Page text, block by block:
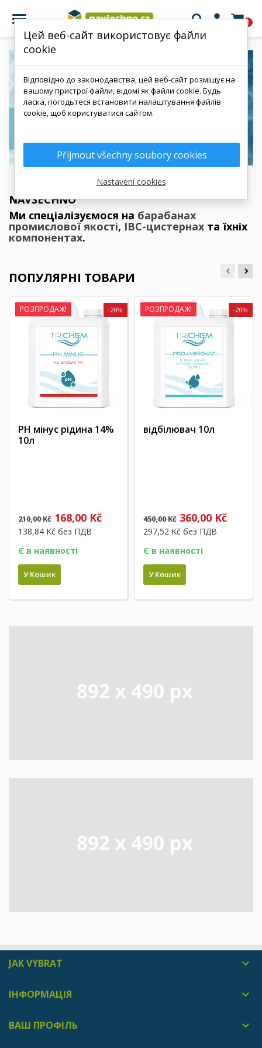
 0
NAVŠECHNO
Ми спеціалізуємося на барабанах
промислової якості, IBC-цистернах та їхніх
компонентах.
ПОПУЛЯРНІ ТОВАРИ
РОЗПРОДАЖ!
PH мінус рідина 14%
10л
210,00 Kč
-20%
168,00 Kč
138,84 Kč без ПДВ
Є в наявності
У Кошик
РОЗПРОДАЖ!
відбілювач 10л
450,00 Kč
-20%
360,00 Kč
297,52 Kč без ПДВ
Є в наявності
У Кошик
JAK VYBRAT 
ІНФОРМАЦІЯ 
ВАШ ПРОФІЛЬ 
Цей веб-сайт використовує файли
cookie
Відповідно до законодавства, цей веб-сайт розміщує на
вашому пристрої файли, відомі як файли cookie. Будь
ласка, погодьтеся встановити налаштування файлів
cookie, щоб користуватися сайтом.
Přijmout všechny soubory cookies
Nastavení cookies